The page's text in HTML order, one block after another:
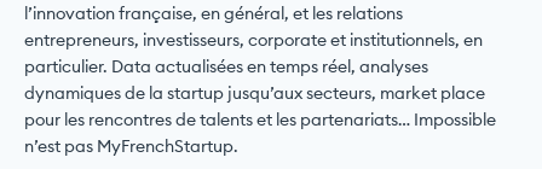
l’innovation française, en général, et les relations
entrepreneurs, investisseurs, corporate et institutionnels, en
particulier. Data actualisées en temps réel, analyses
dynamiques de la startup jusqu’aux secteurs, market place
pour les rencontres de talents et les partenariats… Impossible
n’est pas MyFrenchStartup.